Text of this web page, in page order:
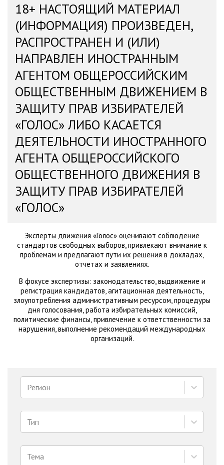
18+ НАСТОЯЩИЙ МАТЕРИАЛ
(ИНФОРМАЦИЯ) ПРОИЗВЕДЕН,
РАСПРОСТРАНЕН И (ИЛИ)
НАПРАВЛЕН ИНОСТРАННЫМ
АГЕНТОМ ОБЩЕРОССИЙСКИМ
ОБЩЕСТВЕННЫМ ДВИЖЕНИЕМ В
ЗАЩИТУ ПРАВ ИЗБИРАТЕЛЕЙ
«ГОЛОС» ЛИБО КАСАЕТСЯ
ДЕЯТЕЛЬНОСТИ ИНОСТРАННОГО
АГЕНТА ОБЩЕРОССИЙСКОГО
ОБЩЕСТВЕННОГО ДВИЖЕНИЯ В
ЗАЩИТУ ПРАВ ИЗБИРАТЕЛЕЙ
«ГОЛОС»
Эксперты движения «Голос» оценивают соблюдение
стандартов свободных выборов, привлекают внимание к
проблемам и предлагают пути их решения в докладах,
отчетах и заявлениях.
В фокусе экспертизы: законодательство, выдвижение и
регистрация кандидатов, агитационная деятельность,
злоупотребления административным ресурсом, процедуры
дня голосования, работа избирательных комиссий,
политические финансы, привлечение к ответственности за
нарушения, выполнение рекомендаций международных
организаций.
Регион
Тип
Тема